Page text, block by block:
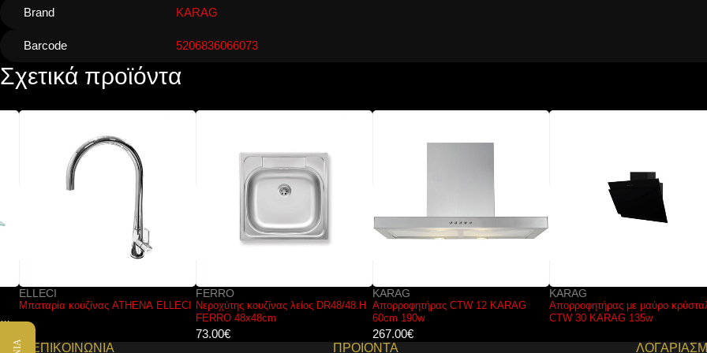
Brand KARAG
Barcode 5206836066073
Σχετικά προϊόντα
ELLECI
Μπαταρία κουζίνας ATHENA ELLECI
FERRO
Νεροχύτης κουζίνας λείος DR48/48.H
FERRO 48x48cm
73.00€
KARAG
Απορροφητήρας CTW 12 KARAG
60cm 190w
267.00€
KARAG
Απορροφητήρας με μαύρο κρύσταλλο
CTW 30 KARAG 135w
ΕΠΙΚΟΙΝΩΝΙΑ
ΠΡΟΙΟΝΤΑ